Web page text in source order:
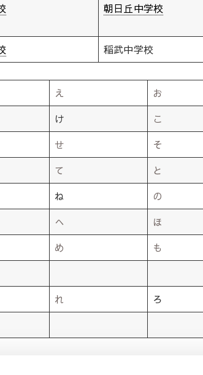
朝日丘中学校
稲武中学校
え
お
け
こ
せ
そ
て
と
ね
の
へ
ほ
め
も
れ
ろ